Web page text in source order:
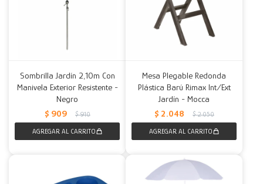
Sombrilla Jardín 2,10m Con
Manivela Exterior Resistente -
Negro
$ 909 $ 910
Mesa Plegable Redonda
Plástica Barú Rimax Int/Ext
Jardín - Mocca
$ 2.048 $ 2.050